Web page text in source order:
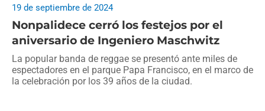
Nonpalidece cerró los festejos por el
aniversario de Ingeniero Maschwitz
19 de septiembre de 2024
La popular banda de reggae se presentó ante miles de
espectadores en el parque Papa Francisco, en el marco de
la celebración por los 39 años de la ciudad.